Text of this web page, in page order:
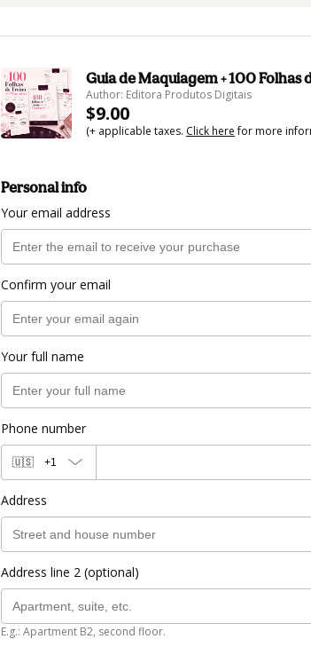
Guia de Maquiagem + 100 Folhas
Author: Editora Produtos Digitais
$9.00
(+ applicable taxes. Click herefor more
Personal info
Your email address
Confirm your email
Your full name
Phone number
🇺🇸 +1
Address
Address line 2 (optional)
E.g.: Apartment B2, second floor.